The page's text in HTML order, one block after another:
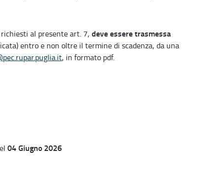
al presente art. 7, deve essere trasmessa
entro e non oltre il termine di scadenza, da una
, in formato pdf.
04 Giugno 2026